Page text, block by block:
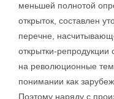
меньшей полнотой
открыток, составлен
перечне,
открытки-
на революционные
понимании как
Поэтому наряду с